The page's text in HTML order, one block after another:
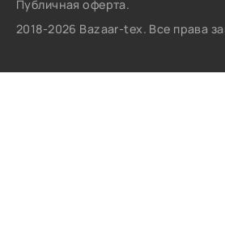
Публичная оферта.
2018-2026 Bazaar-tex. Все права